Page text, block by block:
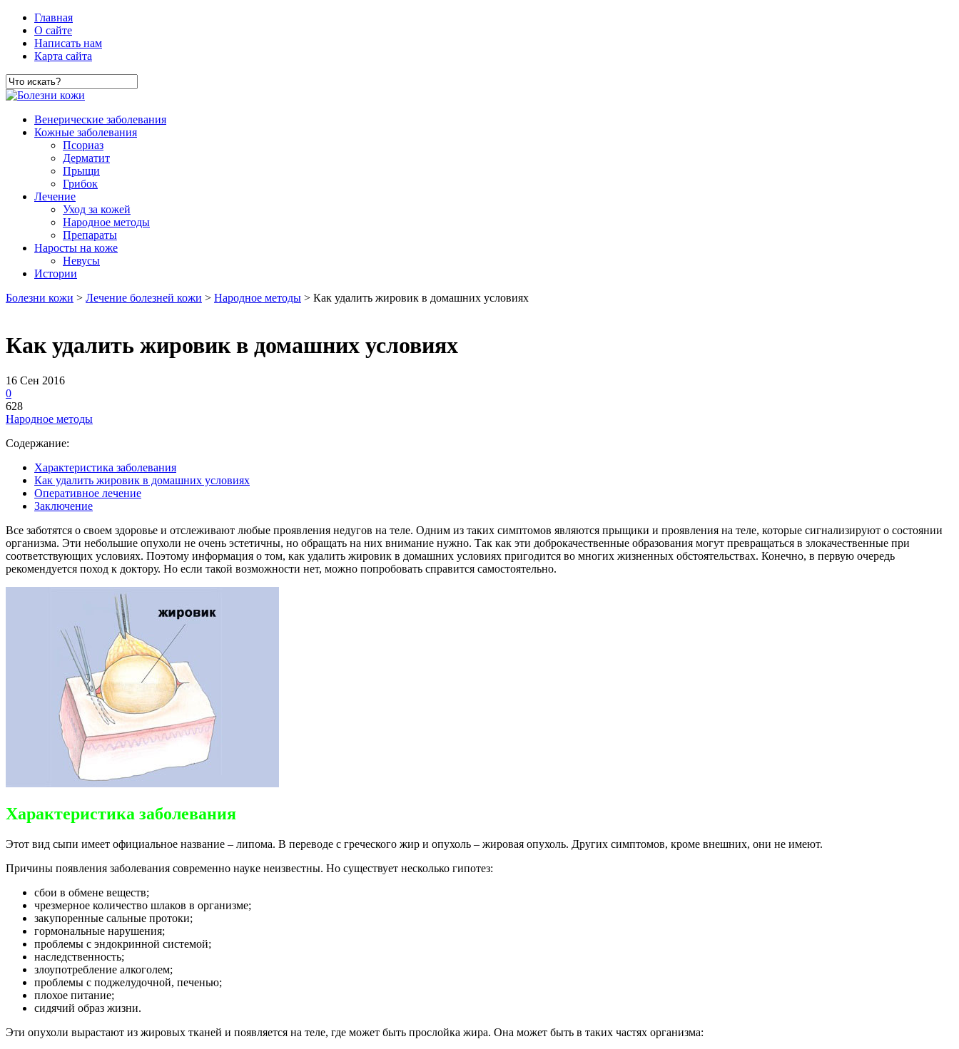
Главная
О сайте
Написать нам
Карта сайта
Венерические заболевания
Кожные заболевания
Псориаз
Дерматит
Прыщи
Грибок
Лечение
Уход за кожей
Народное методы
Препараты
Наросты на коже
Невусы
Истории
Болезни кожи > Лечение болезней кожи > Народное методы > Как удалить жировик в домашних условиях
Как удалить жировик в домашних условиях
16 Сен 2016
0
628
Народное методы
Содержание:
Характеристика заболевания
Как удалить жировик в домашних условиях
Оперативное лечение
Заключение
Все заботятся о своем здоровье и отслеживают любые проявления недугов на теле. Одним из таких симптомов являются прыщики и проявления на теле, которые сигнализируют о состоянии
организма. Эти небольшие опухоли не очень эстетичны, но обращать на них внимание нужно. Так как эти доброкачественные образования могут превращаться в злокачественные при
соответствующих условиях. Поэтому информация о том, как удалить жировик в домашних условиях пригодится во многих жизненных обстоятельствах. Конечно, в первую очередь
рекомендуется поход к доктору. Но если такой возможности нет, можно попробовать справится самостоятельно.
Характеристика заболевания
Этот вид сыпи имеет официальное название – липома. В переводе с греческого жир и опухоль – жировая опухоль. Других симптомов, кроме внешних, они не имеют.
Причины появления заболевания современно науке неизвестны. Но существует несколько гипотез:
сбои в обмене веществ;
чрезмерное количество шлаков в организме;
закупоренные сальные протоки;
гормональные нарушения;
проблемы с эндокринной системой;
наследственность;
злоупотребление алкоголем;
проблемы с поджелудочной, печенью;
плохое питание;
сидячий образ жизни.
Эти опухоли вырастают из жировых тканей и появляется на теле, где может быть прослойка жира. Она может быть в таких частях организма: